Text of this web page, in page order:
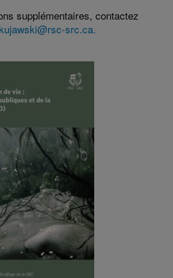
supplémentaires, contactez
src.ca.